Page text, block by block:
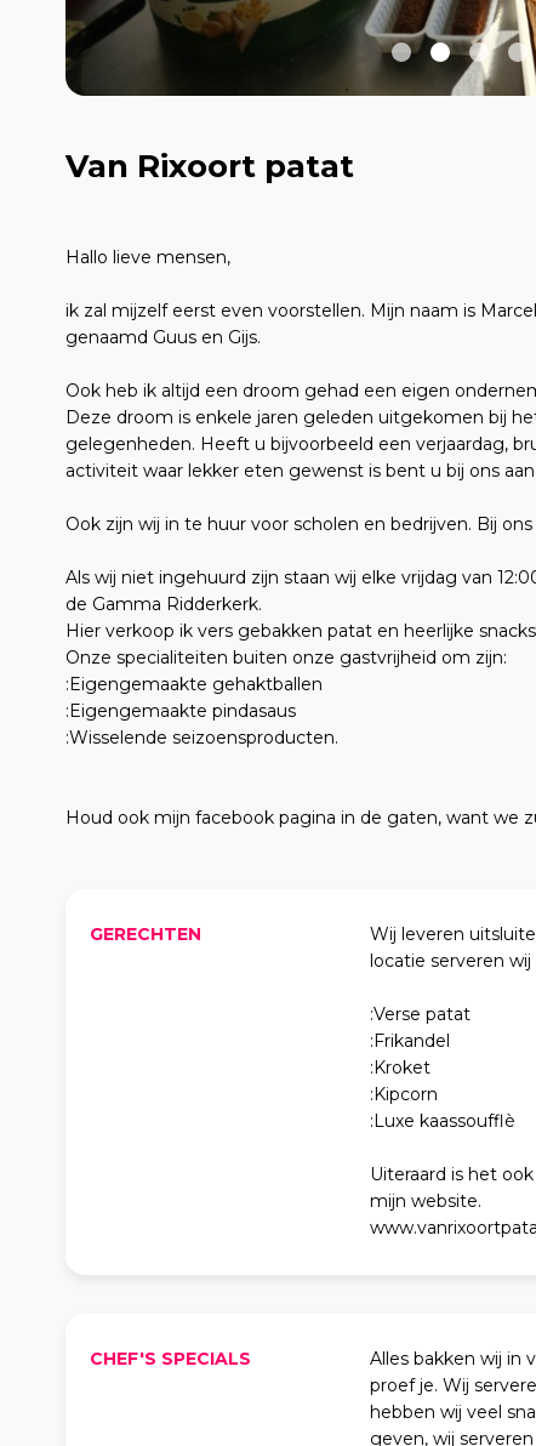
Van Rixoort patat
Hallo lieve mensen,
ik zal mijzelf eerst even voorstellen. Mijn naam is
genaamd Guus en Gijs.
Ook heb ik altijd een droom gehad een eigen
Deze droom is enkele jaren geleden uitgekomen bij
gelegenheden. Heeft u bijvoorbeeld een verjaardag,
activiteit waar lekker eten gewenst is bent u bij ons
Ook zijn wij in te huur voor scholen en bedrijven. Bij
Als wij niet ingehuurd zijn staan wij elke vrijdag van
de Gamma Ridderkerk.
Hier verkoop ik vers gebakken patat en heerlijke
Onze specialiteiten buiten onze gastvrijheid om zijn:
:Eigengemaakte gehaktballen
:Eigengemaakte pindasaus
:Wisselende seizoensproducten.
Houd ook mijn facebook pagina in de gaten, want we
GERECHTEN
Wij leveren
locatie serveren wij
:Verse patat
:Frikandel
:Kroket
:Kipcorn
:Luxe kaassoufflè
Uiteraard is het
mijn website.
CHEF'S SPECIALS
Alles bakken wij in
proef je. Wij
hebben wij veel
geven, wij